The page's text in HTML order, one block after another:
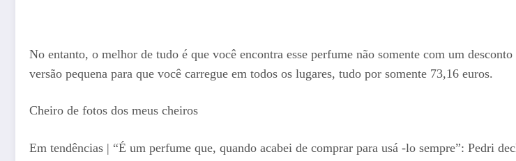
No entanto, o melhor de tudo é que você encontra esse perfume não somente com um
versão pequena para que você carregue em todos os lugares, tudo por somente 73,16 euros.
Cheiro de fotos dos meus cheiros
Em tendências | “É um perfume que, quando acabei de comprar para usá -lo sempre”: Pedri